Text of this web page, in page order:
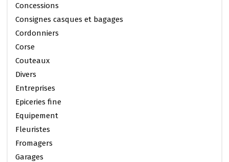
Concessions
Consignes casques et bagages
Cordonniers
Corse
Couteaux
Divers
Entreprises
Epiceries fine
Equipement
Fleuristes
Fromagers
Garages